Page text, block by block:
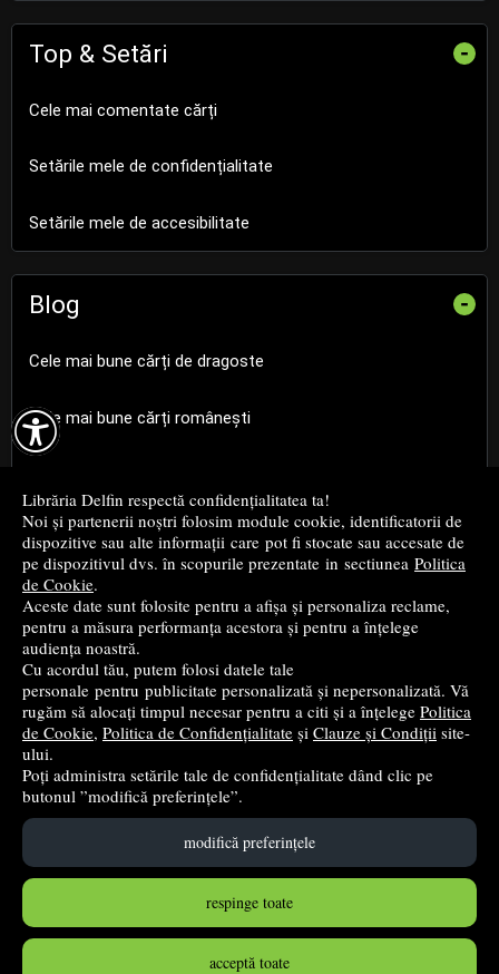

Librăria Delfin respectă confidențialitatea ta!
Noi și partenerii noștri folosim module cookie, identificatorii de
dispozitive sau alte informații care pot fi stocate sau accesate de
pe dispozitivul dvs. în scopurile prezentate in sectiunea Politica
de Cookie.
Aceste date sunt folosite pentru a afișa și personaliza reclame,
pentru a măsura performanța acestora și pentru a înțelege
audiența noastră.
Cu acordul tău, putem folosi datele tale
personale pentru publicitate personalizată și nepersonalizată. Vă
rugăm să alocați timpul necesar pentru a citi și a înțelege Politica
de Cookie, Politica de Confidențialitate și Clauze și Condiții site-
ului.
Poți administra setările tale de confidențialitate dând clic pe
butonul ”modifică preferințele”.
modifică preferințele
respinge toate
acceptă toate
Top & Setări -
Cele mai comentate cărți
Setările mele de confidențialitate
Setările mele de accesibilitate
Blog -
Cele mai bune cărți de dragoste
Cele mai bune cărți românești
Cele mai bune cărți de istorie
Top cărți beletristică
...toate știrile
© 2004 - 2026 Grup DZC SRL
Magazin onlinecreat de Vital Soft
Created in 0.0848 sec